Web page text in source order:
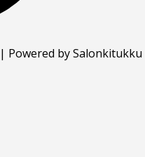
by Salonkitukku